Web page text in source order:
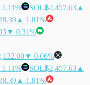
SOL฿2,457.63 ▲
▲ 1.81%
▼ 0.31%
▼ 0.06%
SOL฿2,457.63 ▲
▲ 1.81%